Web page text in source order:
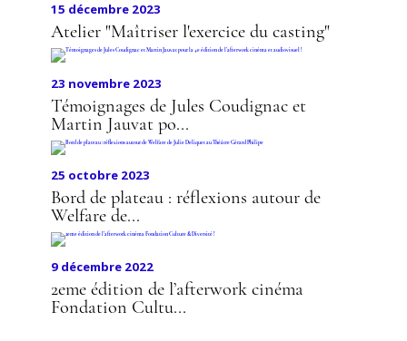
15 décembre 2023
Atelier "Maîtriser l'exercice du casting"
23 novembre 2023
Témoignages de Jules Coudignac et
Martin Jauvat po...
25 octobre 2023
Bord de plateau : réflexions autour de
Welfare de...
9 décembre 2022
2eme édition de l’afterwork cinéma
Fondation Cultu...